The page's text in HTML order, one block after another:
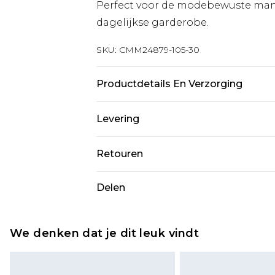
Perfect voor de modebewuste
dagelijkse garderobe.
SKU: CMM24879-105-30
Productdetails En Verzorging
Levering
Standaardlevering Nederland
Expressdienst Nederland
Alle belastingen en btw binnen
Retouren
cosmetica, piercingsieraden,
Delen
We denken dat je dit leuk vindt